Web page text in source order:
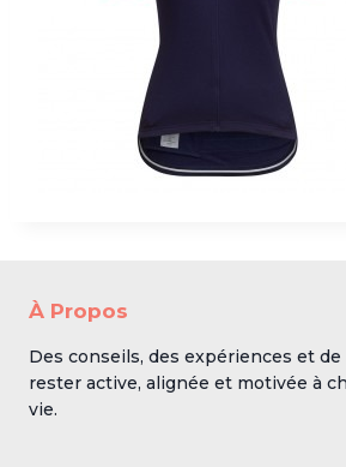
À Propos
Des conseils, des expériences et
rester active, alignée et motivée à
vie.